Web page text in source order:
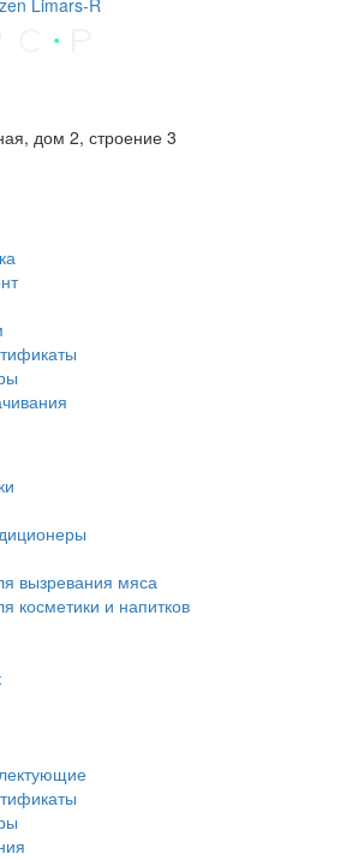
дом 2, строение 3
вызревания мяса
косметики и напитков